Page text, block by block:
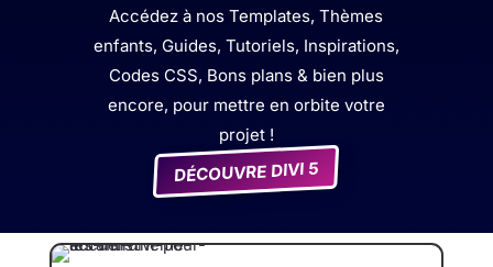
Accédez à nos Templates, Thèmes
enfants, Guides, Tutoriels, Inspirations,
Codes CSS, Bons plans & bien plus
encore, pour mettre en orbite votre
projet !
DÉCOUVRE DIVI 5